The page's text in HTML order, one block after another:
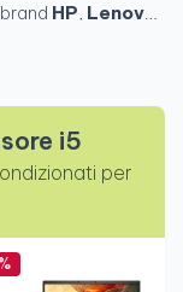
HP, Lenovo
i5
per